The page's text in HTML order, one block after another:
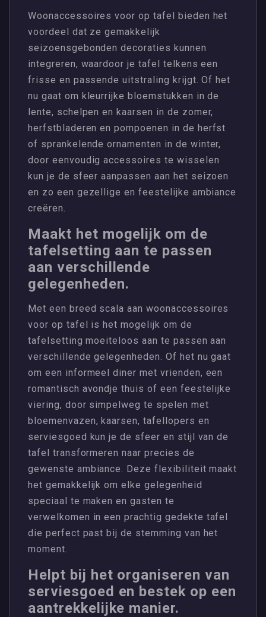
Woonaccessoires voor op tafel bieden het
voordeel dat ze gemakkelijk
seizoensgebonden decoraties kunnen
integreren, waardoor je tafel telkens een
frisse en passende uitstraling krijgt. Of het
nu gaat om kleurrijke bloemstukken in de
lente, schelpen en kaarsen in de zomer,
herfstbladeren en pompoenen in de herfst
of sprankelende ornamenten in de winter,
door eenvoudig accessoires te wisselen
kun je de sfeer aanpassen aan het seizoen
en zo een gezellige en feestelijke ambiance
creëren.
Maakt het mogelijk om de
tafelsetting aan te passen
aan verschillende
gelegenheden.
Met een breed scala aan woonaccessoires
voor op tafel is het mogelijk om de
tafelsetting moeiteloos aan te passen aan
verschillende gelegenheden. Of het nu gaat
om een informeel diner met vrienden, een
romantisch avondje thuis of een feestelijke
viering, door simpelweg te spelen met
bloemenvazen, kaarsen, tafellopers en
serviesgoed kun je de sfeer en stijl van de
tafel transformeren naar precies de
gewenste ambiance. Deze flexibiliteit maakt
het gemakkelijk om elke gelegenheid
speciaal te maken en gasten te
verwelkomen in een prachtig gedekte tafel
die perfect past bij de stemming van het
moment.
Helpt bij het organiseren van
serviesgoed en bestek op een
aantrekkelijke manier.